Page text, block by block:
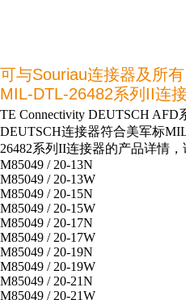
可与Souriau连接器及所有
MIL-DTL-26482系列II连
TE Connectivity DEUTSCH
DEUTSCH连接器符合美军标
26482系列II连接器的产品详情，
M85049 / 20-13N
M85049 / 20-13W
M85049 / 20-15N
M85049 / 20-15W
M85049 / 20-17N
M85049 / 20-17W
M85049 / 20-19N
M85049 / 20-19W
M85049 / 20-21N
M85049 / 20-21W